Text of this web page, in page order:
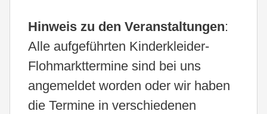
Hinweis zu den Veranstaltungen:
Alle aufgeführten Kinderkleider-
Flohmarkttermine sind bei uns
angemeldet worden oder wir haben
die Termine in verschiedenen